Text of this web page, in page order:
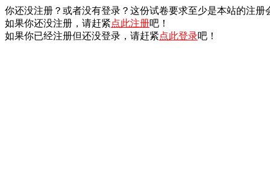
你还没注册？或者没有登录？这份试卷要求至少是本站的注册
如果你还没注册，请赶紧点此注册吧！
如果你已经注册但还没登录，请赶紧点此登录吧！